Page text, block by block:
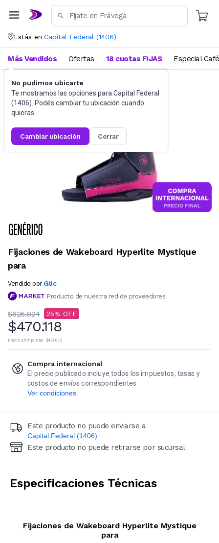
Estás en Capital Federal (1406)
No pudimos ubicarte
Te mostramos las opciones para Capital Federal
(1406). Podés cambiar tu ubicación cuando
quieras.
cambiar ubicación cerrar
Más Vendidos Ofertas 18 cuotas FIJAS Especial Café
Deportes Deportes acuáticos
Fijaciones de Wakeboard Hyperlite Mystique
para
Vendido por Glic
Producto de nuestra red de proveedores
$626.824 25
$470.118
Precio s/imp. nac. $470.118
Compra internacional
El precio publicado incluye todos los impuestos, tasas y
costos de envíos correspondientes
Ver condiciones
Este producto no puede enviarse a
Capital Federal (1406)
Ingresá código postal (sólo números)
Este producto no puede retirarse por sucursal
Especificaciones Técnicas
Fijaciones de Wakeboard Hyperlite Mystique
para